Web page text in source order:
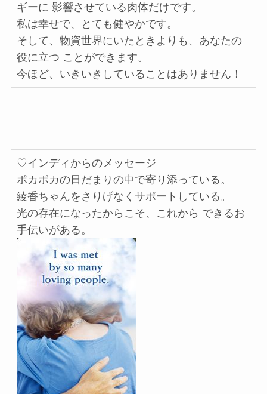
ギーに 影響させている肉体だけです。
私は幸せで、とても健やかです。
そして、物資世界にいたときよりも、あなたの
役に立つ ことができます。
今ほど、いきいきしていることはありません！
♡インディからのメッセージ
ポカポカの日だまりの中で寄り添っている。
綾香ちゃんをさりげなくサポートしている。
光の存在になったからこそ、これから できるお
手伝いがある。